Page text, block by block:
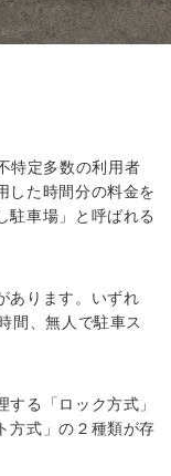
特定多数の利用者
した時間分の料金を
駐車場」と呼ばれる
あります。いずれ
間、無人で駐車ス
る「ロック方式」
方式」の２種類が存